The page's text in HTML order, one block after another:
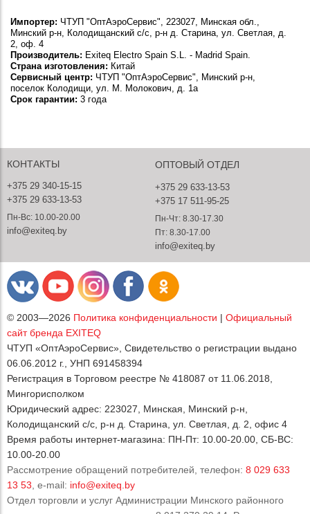
Импортер: ЧТУП "ОптАэроСервис", 223027, Минская обл.,
Минский р-н, Колодищанский с/с, р-н д. Старина, ул. Светлая, д.
2, оф. 4
Производитель: Exiteq Electro Spain S.L. - Madrid Spain.
Страна изготовления: Китай
Сервисный центр: ЧТУП "ОптАэроСервис", Минский р-н,
поселок Колодищи, ул. М. Молокович, д. 1а
Срок гарантии: 3 года
КОНТАКТЫ
+375 29 340-15-15
+375 29 633-13-53
Пн-Вс: 10.00-20.00
info@exiteq.by
ОПТОВЫЙ ОТДЕЛ
+375 29 633-13-53
+375 17 511-95-25
Пн-Чт: 8.30-17.30
Пт: 8.30-17.00
info@exiteq.by
© 2003—2026 Политика конфиденциальности | Официальный
сайт бренда EXITEQ
ЧТУП «ОптАэроСервис», Свидетельство о регистрации выдано
06.06.2012 г., УНП 691458394
Регистрация в Торговом реестре № 418087 от 11.06.2018,
Мингорисполком
Юридический адрес: 223027, Минская, Минский р-н,
Колодищанский с/с, р-н д. Старина, ул. Светлая, д. 2, офис 4
Время работы интернет-магазина: ПН-Пт: 10.00-20.00, СБ-ВС:
10.00-20.00
Рассмотрение обращений потребителей, телефон: 8 029 633
13 53, e-mail: info@exiteq.by
Отдел торговли и услуг Администрации Минского районного